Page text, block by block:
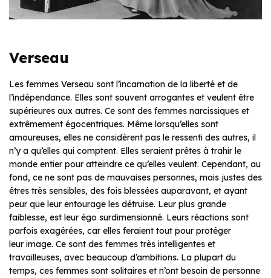
Verseau
Les femmes Verseau sont l’incarnation de la liberté et de
l’indépendance. Elles sont souvent arrogantes et veulent être
supérieures aux autres. Ce sont des femmes narcissiques et
extrêmement égocentriques. Même lorsqu’elles sont
amoureuses, elles ne considèrent pas le ressenti des autres, il
n’y a qu’elles qui comptent. Elles seraient prêtes à trahir le
monde entier pour atteindre ce qu’elles veulent. Cependant, au
fond, ce ne sont pas de mauvaises personnes, mais justes des
êtres très sensibles, des fois blessées auparavant, et ayant
peur que leur entourage les détruise. Leur plus grande
faiblesse, est leur égo surdimensionné. Leurs réactions sont
parfois exagérées, car elles feraient tout pour protéger
leur image. Ce sont des femmes très intelligentes et
travailleuses, avec beaucoup d’ambitions. La plupart du
temps, ces femmes sont solitaires et n’ont besoin de personne